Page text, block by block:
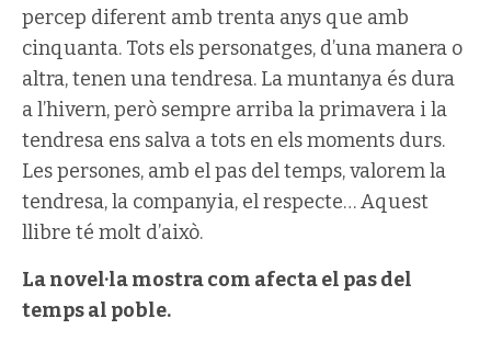
percep diferent amb trenta anys que amb
cinquanta. Tots els personatges, d’una manera o
altra, tenen una tendresa. La muntanya és dura
a l’hivern, però sempre arriba la primavera i la
tendresa ens salva a tots en els moments durs.
Les persones, amb el pas del temps, valorem la
tendresa, la companyia, el respecte… Aquest
llibre té molt d’això.
La novel·la mostra com afecta el pas del
temps al poble.